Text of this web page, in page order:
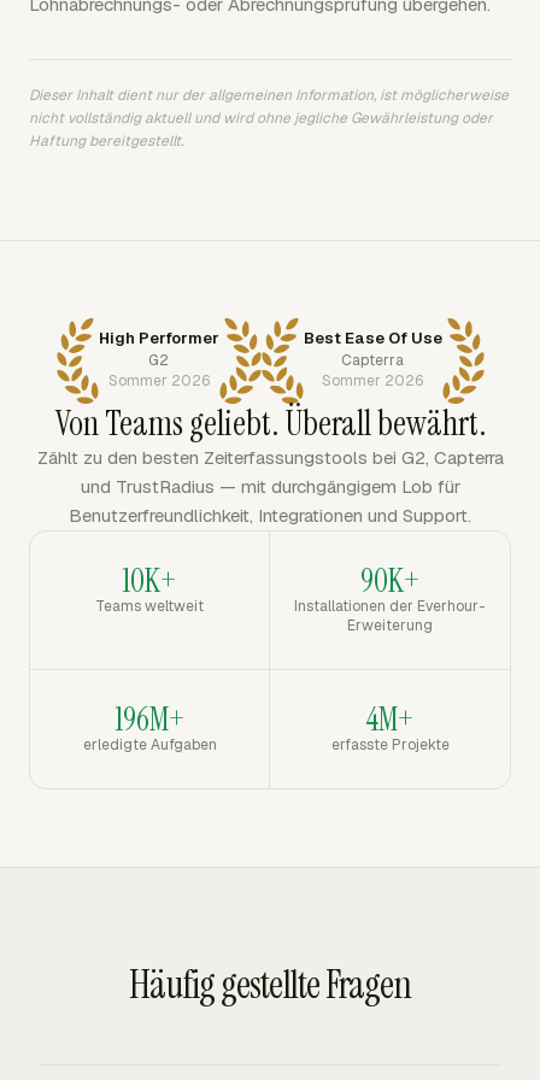
Dieser Inhalt dient nur der allgemeinen Information, ist möglicherweise
nicht vollständig aktuell und wird ohne jegliche Gewährleistung oder
Haftung bereitgestellt.
High Performer
G2
Sommer 2026
Best Ease Of Use
Capterra
Sommer 2026
Von Teams geliebt. Überall bewährt.
Zählt zu den besten Zeiterfassungstools bei G2, Capterra
und TrustRadius — mit durchgängigem Lob für
Benutzerfreundlichkeit, Integrationen und Support.
10K+
Teams weltweit
90K+
Installationen der Everhour-
Erweiterung
196M+
erledigte Aufgaben
4M+
erfasste Projekte
Häufig gestellte Fragen